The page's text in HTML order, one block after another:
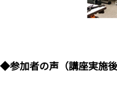
◆参加者の声（講座実施後